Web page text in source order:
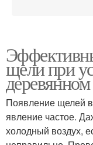
Окна в
Окна в
щели при
Появление щелей
явление частое.
холодный воздух,